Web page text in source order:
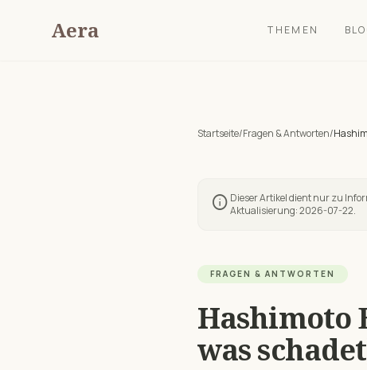
Aera THEMEN
Startseite/Fragen & Antworten/
info Dieser Artikel dient nur zu
Aktualisierung:2026-07-22.
FRAGEN & ANTWORTEN
Hashimoto
was